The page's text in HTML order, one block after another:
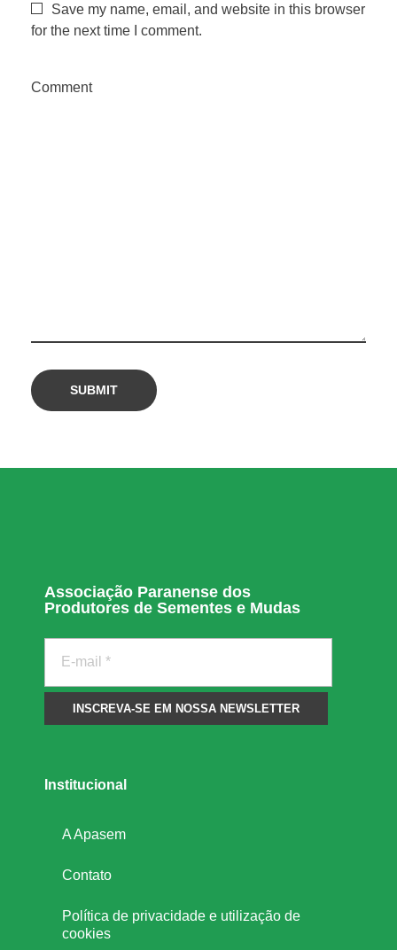
Save my name, email, and website in this browser
for the next time I comment.
Comment
Associação Paranense dos
Produtores de Sementes e Mudas
Institucional
A Apasem
Contato
Política de privacidade e utilização de
cookies